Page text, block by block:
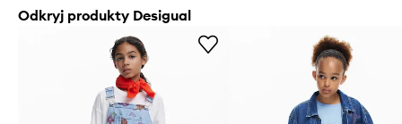
Odkryj produkty Desigual